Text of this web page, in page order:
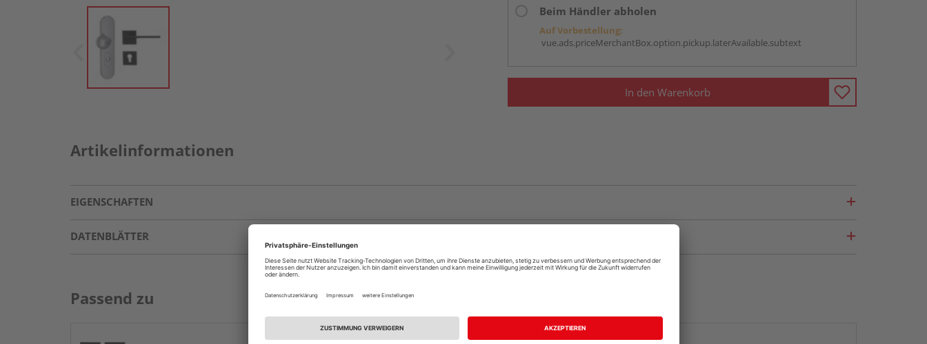
Beim Händler abholen
Auf Vorbestellung:
vue.ads.priceMerchantBox.option.pickup.laterAvailable.subtext
In den Warenkorb
Artikelinformationen
EIGENSCHAFTEN
DATENBLÄTTER
Passend zu